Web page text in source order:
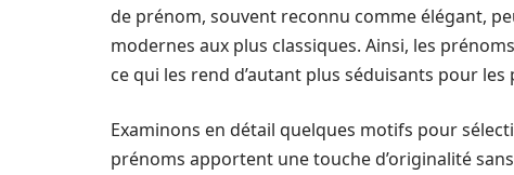
de prénom, souvent reconnu comme élégant,
modernes aux plus classiques. Ainsi, les
ce qui les rend d’autant plus séduisants pour
Examinons en détail quelques motifs pour
prénoms apportent une touche d’originalité